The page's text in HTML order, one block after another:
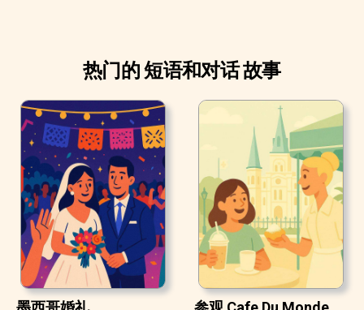
热门的 短语和对话 故事